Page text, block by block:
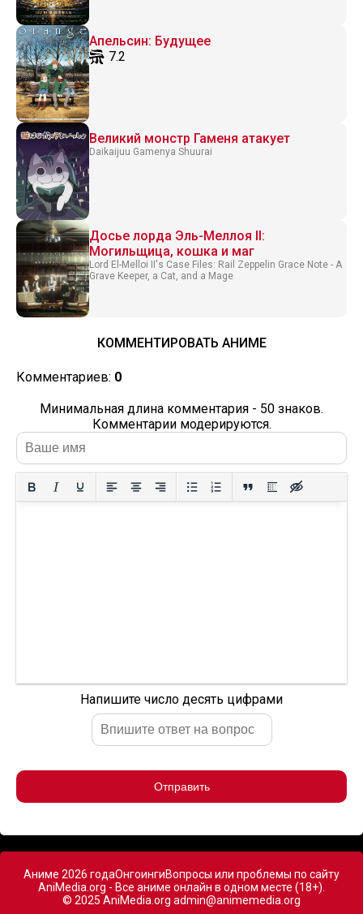
Апельсин: Будущее
7.2
Великий монстр Гаменя атакует
Daikaijuu Gamenya Shuurai
Досье лорда Эль-Меллоя II:
Могильщица, кошка и маг
Lord El-Melloi II's Case Files: Rail Zeppelin Grace Note - A
Grave Keeper, a Cat, and a Mage
КОММЕНТИРОВАТЬ АНИМЕ
Комментариев: 0
Минимальная длина комментария - 50 знаков.
Комментарии модерируются.
Напишите число десять цифрами
Отправить
Аниме 2026 годаОнгоингиВопросы или проблемы по сайту
AniMedia.org - Все аниме онлайн в одном месте (18+).
© 2025 AniMedia.org admin@animemedia.org